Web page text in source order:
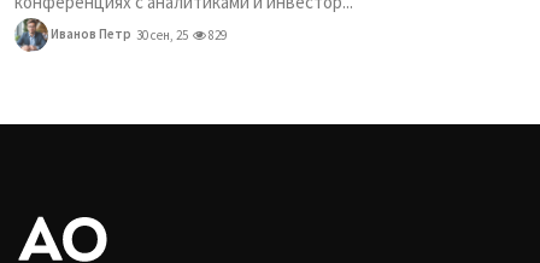
Иванов Петр 30 сен, 25 829